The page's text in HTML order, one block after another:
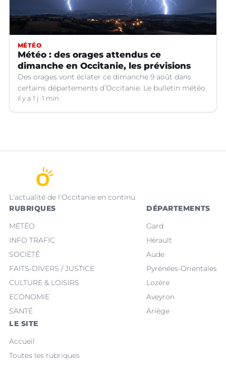
MÉTÉO
Météo : des orages attendus ce
dimanche en Occitanie, les prévisions
Des orages vont éclater ce dimanche 9 août dans
certains départements d’Occitanie. Le bulletin météo.
il y a 1 j 1 min
L'actualité de l'Occitanie en continu
RUBRIQUES
MÉTÉO
INFO TRAFIC
SOCIÉTÉ
FAITS-DIVERS / JUSTICE
CULTURE & LOISIRS
ECONOMIE
SANTÉ
DÉPARTEMENTS
Gard
Hérault
Aude
Pyrénées-Orientales
Lozère
Aveyron
Ariège
LE SITE
Accueil
Toutes les rubriques